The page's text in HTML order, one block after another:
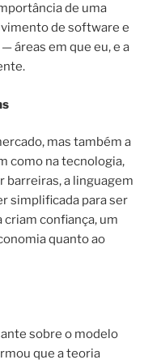
de uma
de software e
áreas em que eu, e a
mas também a
como na tecnologia,
barreiras, a linguagem
simplificada para ser
criam confiança, um
quanto ao
sobre o modelo
que a teoria